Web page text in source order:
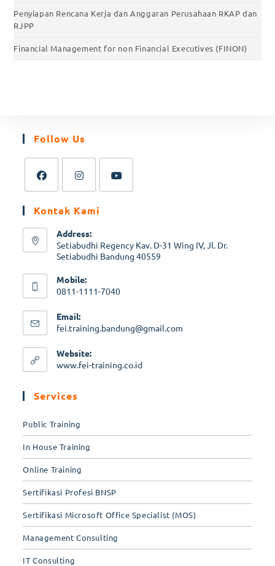
Penyiapan Rencana Kerja dan Anggaran Perusahaan RKAP dan
RJPP
Financial Management for non Financial Executives (FINON)
Follow Us
Kontak Kami
Address:
Setiabudhi Regency Kav. D-31 Wing IV, Jl. Dr.
Setiabudhi Bandung 40559
Mobile:
0811-1111-7040
Email:
fei.training.bandung@gmail.com
Website:
www.fei-training.co.id
Services
Public Training
In House Training
Online Training
Sertifikasi Profesi BNSP
Sertifikasi Microsoft Office Specialist (MOS)
Management Consulting
IT Consulting